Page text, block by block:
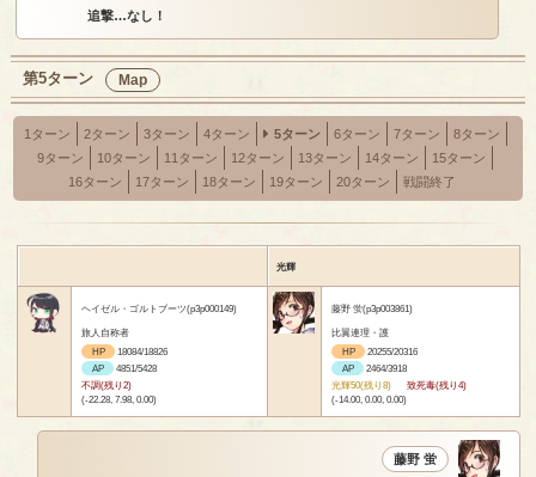
追撃…なし！
第5ターン Map
1ターン 2ターン 3ターン 4ターン 5ターン 6ターン 7ターン
8ターン
9ターン
10ターン 11ターン 12ターン 13ターン 14ターン
15ターン
16ターン
17ターン 18ターン 19ターン 20ターン 戦闘終了
光輝
ヘイゼル・ゴルトブーツ(p3p000149)
旅人自称者
HP
18084/18826
AP
4851/5428
不調(残り2)
(-22.28, 7.98, 0.00)
藤野 蛍(p3p003861)
比翼連理・護
HP
20255/20316
AP
2464/3918
光輝50(残り8)
致死毒(残り4)
(-14.00, 0.00, 0.00)
藤野 蛍